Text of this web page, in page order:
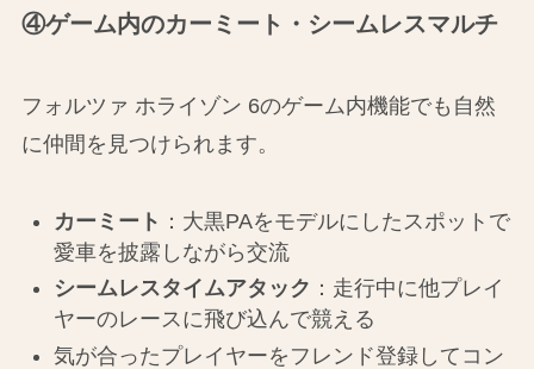
④ゲーム内のカーミート・シームレスマルチ
フォルツァ ホライゾン 6のゲーム内機能でも自然
に仲間を見つけられます。
カーミート ：大黒PAをモデルにしたスポットで
愛車を披露しながら交流
シームレスタイムアタック ：走行中に他プレイ
ヤーのレースに飛び込んで競える
気が合ったプレイヤーをフレンド登録してコン